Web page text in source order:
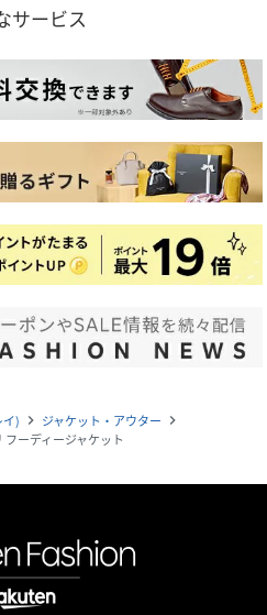
サービス
イ) navigate_next ジャケット・アウター navigate_next
フーディージャケット